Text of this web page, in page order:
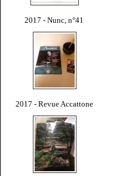
2017 - Nunc, n°41
2017 - Revue Accattone